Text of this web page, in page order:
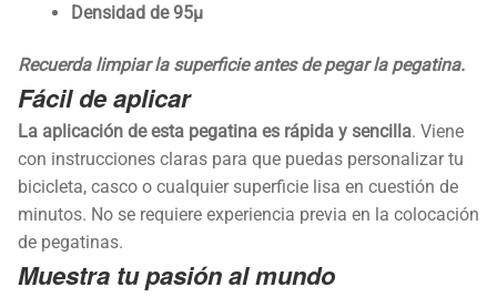
Densidad de 95µ
Recuerda limpiar la superficie antes de pegar la pegatina.
Fácil de aplicar
La aplicación de esta pegatina es rápida y sencilla. Viene
con instrucciones claras para que puedas personalizar tu
bicicleta, casco o cualquier superficie lisa en cuestión de
minutos. No se requiere experiencia previa en la colocación
de pegatinas.
Muestra tu pasión al mundo